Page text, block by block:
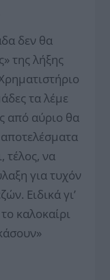
δεν θα
της λήξης
τα λέμε
από αύριο θα
να
για τυχόν
Ειδικά γι’
καλοκαίρι